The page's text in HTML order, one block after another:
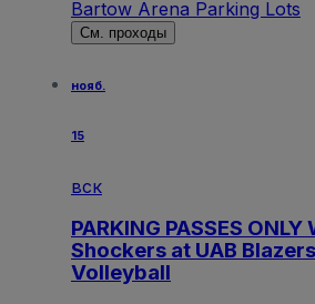
Bartow Arena Parking Lots
См. проходы
нояб.
15
вск
PARKING PASSES
Shockers at UAB
Volleyball